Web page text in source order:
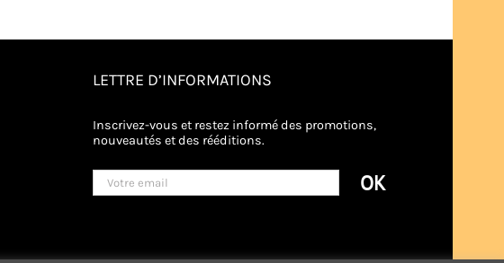
LETTRE D’INFORMATIONS
Inscrivez-vous et restez informé des promotions,
nouveautés et des rééditions.